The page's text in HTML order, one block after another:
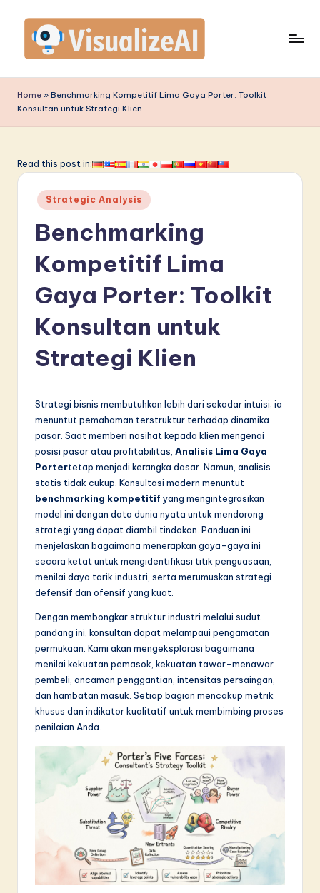
content
is
u
li
A
si
L
in
A
&
w
Home » Benchmarking Kompetitif Lima Gaya Porter: Toolkit
Konsultan untuk Strategi Klien
Read this post in:
Posted
in
Strategic Analysis
Benchmarking
Kompetitif Lima
Gaya Porter: Toolkit
Konsultan untuk
Strategi Klien
Strategi bisnis membutuhkan lebih dari sekadar intuisi; ia
menuntut pemahaman terstruktur terhadap dinamika
pasar. Saat memberi nasihat kepada klien mengenai
posisi pasar atau profitabilitas, Analisis Lima Gaya
Portertetap menjadi kerangka dasar. Namun, analisis
statis tidak cukup. Konsultasi modern menuntut
benchmarking kompetitif yang mengintegrasikan
model ini dengan data dunia nyata untuk mendorong
strategi yang dapat diambil tindakan. Panduan ini
menjelaskan bagaimana menerapkan gaya-gaya ini
secara ketat untuk mengidentifikasi titik penguasaan,
menilai daya tarik industri, serta merumuskan strategi
defensif dan ofensif yang kuat.
Dengan membongkar struktur industri melalui sudut
pandang ini, konsultan dapat melampaui pengamatan
permukaan. Kami akan mengeksplorasi bagaimana
menilai kekuatan pemasok, kekuatan tawar-menawar
pembeli, ancaman penggantian, intensitas persaingan,
dan hambatan masuk. Setiap bagian mencakup metrik
khusus dan indikator kualitatif untuk membimbing proses
penilaian Anda.